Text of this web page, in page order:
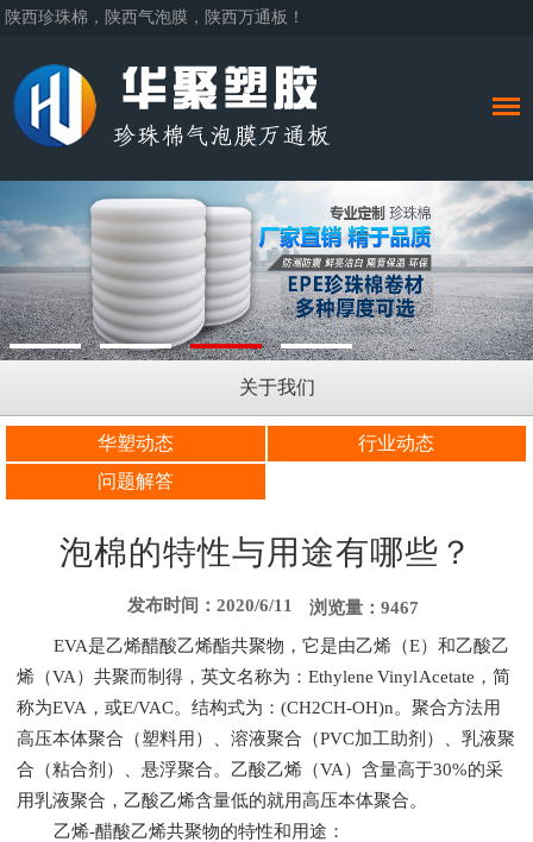
陕西珍珠棉，陕西气泡膜，陕西万通板！
关于我们
华塑动态
行业动态
问题解答
泡棉的特性与用途有哪些？
发布时间：2020/6/11 浏览量：9467
EVA是乙烯醋酸乙烯酯共聚物，它是由乙烯（E）和乙酸乙
烯（VA）共聚而制得，英文名称为：Ethylene Vinyl Acetate，简
称为EVA，或E/VAC。结构式为：(CH2CH-OH)n。聚合方法用
高压本体聚合（塑料用）、溶液聚合（PVC加工助剂）、乳液聚
合（粘合剂）、悬浮聚合。乙酸乙烯（VA）含量高于30%的采
用乳液聚合，乙酸乙烯含量低的就用高压本体聚合。
乙烯-醋酸乙烯共聚物的特性和用途：